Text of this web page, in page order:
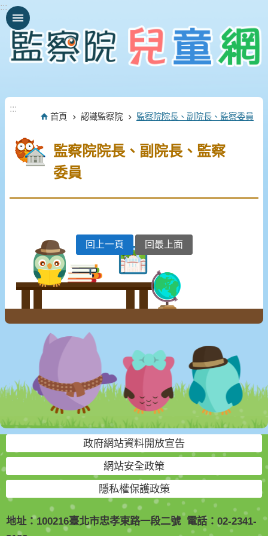
跳到主要內容區塊
:::
:::
首頁 認識監察院 監察院院長、副院長、監察委員
監察院院長、副院長、監察
委員
回上一頁 回最上面
政府網站資料開放宣告
網站安全政策
隱私權保護政策
地址：100216臺北市忠孝東路一段二號 電話：02-2341-